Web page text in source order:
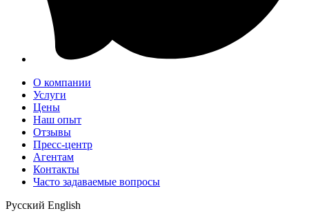
О компании
Услуги
Цены
Наш опыт
Отзывы
Пресс-центр
Агентам
Контакты
Часто задаваемые вопросы
Русский English